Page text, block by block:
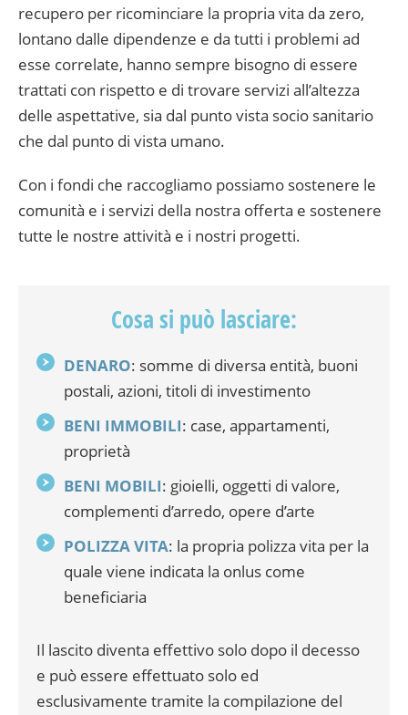
recupero per ricominciare la propria vita da zero,
lontano dalle dipendenze e da tutti i problemi ad
esse correlate, hanno sempre bisogno di essere
trattati con rispetto e di trovare servizi all’altezza
delle aspettative, sia dal punto vista socio sanitario
che dal punto di vista umano.
Con i fondi che raccogliamo possiamo sostenere le
comunità e i servizi della nostra offerta e sostenere
tutte le nostre attività e i nostri progetti.
Cosa si può lasciare:
DENARO: somme di diversa entità, buoni
postali, azioni, titoli di investimento
BENI IMMOBILI: case, appartamenti,
proprietà
BENI MOBILI: gioielli, oggetti di valore,
complementi d’arredo, opere d’arte
POLIZZA VITA: la propria polizza vita per la
quale viene indicata la onlus come
beneficiaria
Il lascito diventa effettivo solo dopo il decesso
e può essere effettuato solo ed
esclusivamente tramite la compilazione del